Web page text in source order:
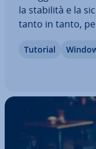
la stabilità e la
tanto in tanto,
Tuttavia, di
Tutorial